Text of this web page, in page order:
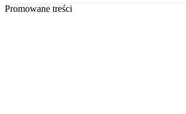
Promowane treści